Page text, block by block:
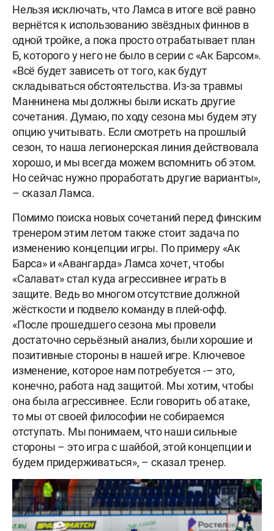
Нельзя исключать, что Ламса в итоге всё равно
вернётся к использованию звёздных финнов в
одной тройке, а пока просто отрабатывает план
Б, которого у него не было в серии с «Ак Барсом».
«Всё будет зависеть от того, как будут
складываться обстоятельства. Из-за травмы
Маннинена мы должны были искать другие
сочетания. Думаю, по ходу сезона мы будем эту
опцию учитывать. Если смотреть на прошлый
сезон, то наша легионерская линия действовала
хорошо, и мы всегда можем вспомнить об этом.
Но сейчас нужно проработать другие варианты»,
– сказал Ламса.
Помимо поиска новых сочетаний перед финским
тренером этим летом также стоит задача по
изменению концепции игры. По примеру «Ак
Барса» и «Авангарда» Ламса хочет, чтобы
«Салават» стал куда агрессивнее играть в
защите. Ведь во многом отсутствие должной
жёсткости и подвело команду в плей-офф.
«После прошедшего сезона мы провели
достаточно серьёзный анализ, были хорошие и
позитивные стороны в нашей игре. Ключевое
изменение, которое нам потребуется -– это,
конечно, работа над защитой. Мы хотим, чтобы
она была агрессивнее. Если говорить об атаке,
то мы от своей философии не собираемся
отступать. Мы понимаем, что наши сильные
стороны – это игра с шайбой, этой концепции и
будем придерживаться», – сказал тренер.